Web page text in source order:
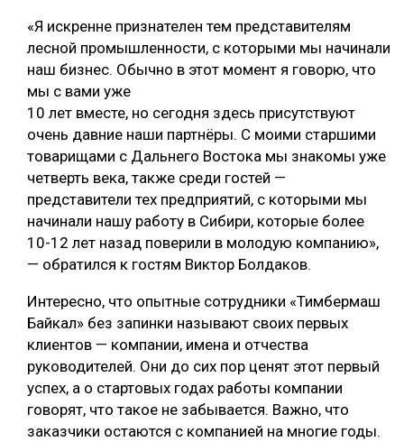
«Я искренне признателен тем представителям
лесной промышленности, с которыми мы начинали
наш бизнес. Обычно в этот момент я говорю, что
мы с вами уже
10 лет вместе, но сегодня здесь присутствуют
очень давние наши партнёры. С моими старшими
товарищами с Дальнего Востока мы знакомы уже
четверть века, также среди гостей —
представители тех предприятий, с которыми мы
начинали нашу работу в Сибири, которые более
10-12 лет назад поверили в молодую компанию»,
— обратился к гостям Виктор Болдаков.
Интересно, что опытные сотрудники «Тимбермаш
Байкал» без запинки называют своих первых
клиентов — компании, имена и отчества
руководителей. Они до сих пор ценят этот первый
успех, а о стартовых годах работы компании
говорят, что такое не забывается. Важно, что
заказчики остаются с компанией на многие годы.